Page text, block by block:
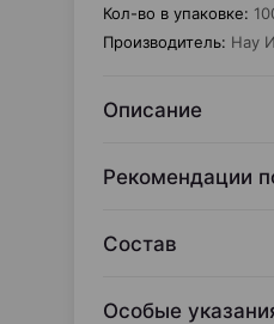
Кол-во в упаковке:
Производитель: Нау
Описание
Рекомендации
Состав
Особые